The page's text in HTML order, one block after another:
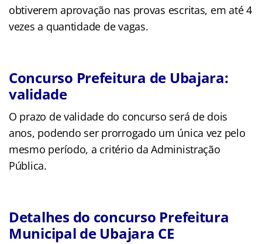
obtiverem aprovação nas provas escritas, em até 4
vezes a quantidade de vagas.
Concurso Prefeitura de Ubajara:
validade
O prazo de validade do concurso será de dois
anos, podendo ser prorrogado um única vez pelo
mesmo período, a critério da Administração
Pública.
Detalhes do concurso Prefeitura
Municipal de Ubajara CE